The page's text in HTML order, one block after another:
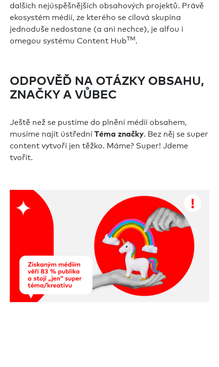
dalších nejúspěšnějších obsahových projektů. Právě
ekosystém médií, ze kterého se cílová skupina
jednoduše nedostane (a ani nechce), je alfou i
omegou systému Content HubTM.
ODPOVĚĎ NA OTÁZKY OBSAHU,
ZNAČKY A VŮBEC
Ještě než se pustíme do plnění médií obsahem,
musíme najít ústředníTéma značky. Bez něj se super
content vytvoří jen těžko. Máme? Super! Jdeme
tvořit.